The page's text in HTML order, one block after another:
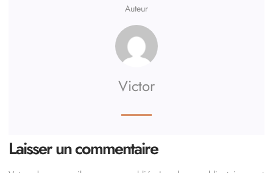
Auteur
Victor
Laisser un commentaire